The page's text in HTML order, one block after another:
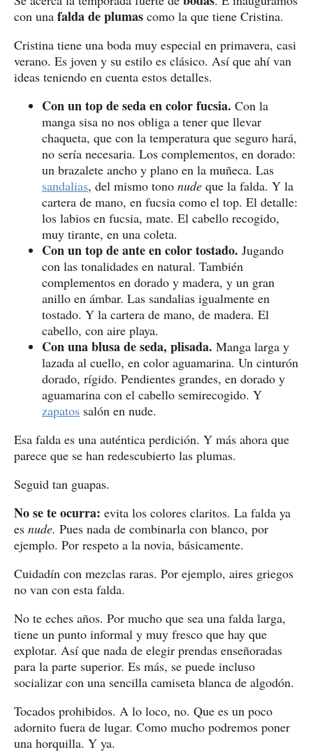
con una falda de plumas como la que tiene Cristina.
Cristina tiene una boda muy especial en primavera, casi
verano. Es joven y su estilo es clásico. Así que ahí van
ideas teniendo en cuenta estos detalles.
Con un top de seda en color fucsia. Con la
manga sisa no nos obliga a tener que llevar
chaqueta, que con la temperatura que seguro hará,
no sería necesaria. Los complementos, en dorado:
un brazalete ancho y plano en la muñeca. Las
sandalias, del mismo tono nude que la falda. Y la
cartera de mano, en fucsia como el top. El detalle:
los labios en fucsia, mate. El cabello recogido,
muy tirante, en una coleta.
Con un top de ante en color tostado. Jugando
con las tonalidades en natural. También
complementos en dorado y madera, y un gran
anillo en ámbar. Las sandalias igualmente en
tostado. Y la cartera de mano, de madera. El
cabello, con aire playa.
Con una blusa de seda, plisada. Manga larga y
lazada al cuello, en color aguamarina. Un cinturón
dorado, rígido. Pendientes grandes, en dorado y
aguamarina con el cabello semirecogido. Y
zapatos salón en nude.
Esa falda es una auténtica perdición. Y más ahora que
parece que se han redescubierto las plumas.
Seguid tan guapas.
No se te ocurra: evita los colores claritos. La falda ya
es nude. Pues nada de combinarla con blanco, por
ejemplo. Por respeto a la novia, básicamente.
Cuidadín con mezclas raras. Por ejemplo, aires griegos
no van con esta falda.
No te eches años. Por mucho que sea una falda larga,
tiene un punto informal y muy fresco que hay que
explotar. Así que nada de elegir prendas enseñoradas
para la parte superior. Es más, se puede incluso
socializar con una sencilla camiseta blanca de algodón.
Tocados prohibidos. A lo loco, no. Que es un poco
adornito fuera de lugar. Como mucho podremos poner
una horquilla. Y ya.